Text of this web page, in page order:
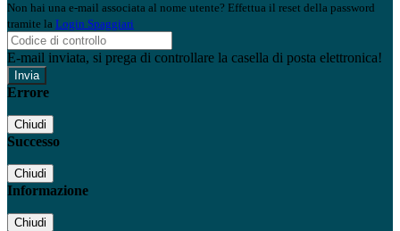
Non hai una e-mail associata al nome utente? Effettua il reset della password
tramite la Login Spaggiari
E-mail inviata, si prega di controllare la casella di posta elettronica!
Errore
Chiudi
Successo
Chiudi
Informazione
Chiudi